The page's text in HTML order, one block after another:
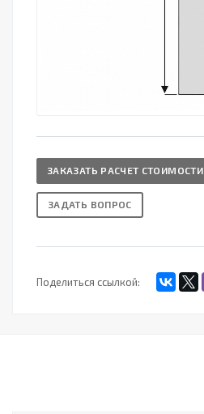
ЗАКАЗАТЬ РАСЧЕТ СТОИМОСТИ
ЗАДАТЬ ВОПРОС
Поделиться ссылкой: